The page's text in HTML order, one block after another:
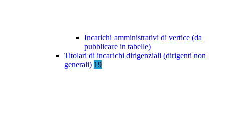
Incarichi amministrativi di vertice (da
pubblicare in tabelle)
Titolari di incarichi dirigenziali (dirigenti non
generali) 19